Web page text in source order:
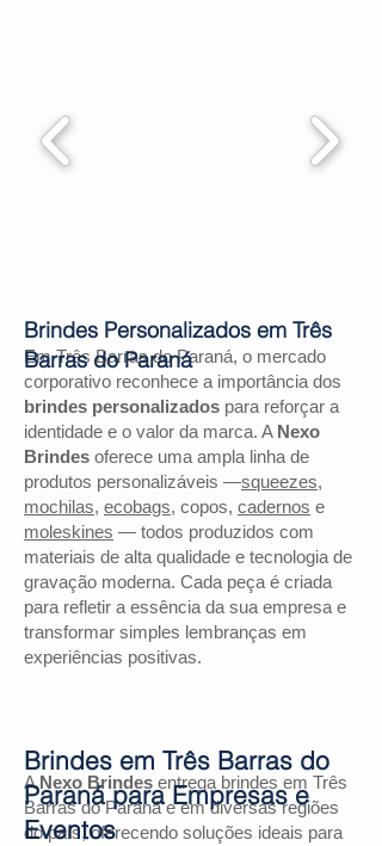
Em Três Barras do Paraná, o mercado
corporativo reconhece a importância dos
brindes personalizados para reforçar a
identidade e o valor da marca. A Nexo
Brindes oferece uma ampla linha de
produtos personalizáveis —squeezes,
mochilas, ecobags, copos, cadernos e
moleskines — todos produzidos com
materiais de alta qualidade e tecnologia de
gravação moderna. Cada peça é criada
para refletir a essência da sua empresa e
transformar simples lembranças em
experiências positivas.
ANexo Brindes entrega brindes em Três
Barras do Paraná e em diversas regiões
do país, oferecendo soluções ideais para
Brindes Personalizados em Três
Barras do Paraná
Brindes em Três Barras do
Paraná para Empresas e
Eventos